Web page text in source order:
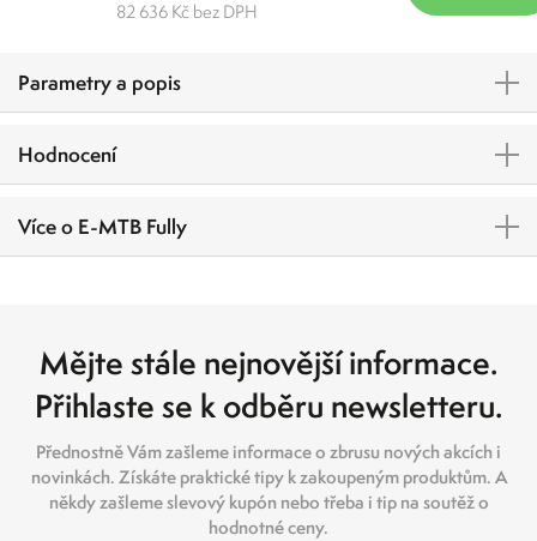
82 636 Kč bez DPH
Parametry a popis
Hodnocení
Více o E-MTB Fully
Mějte stále nejnovější informace.
Přihlaste se k odběru newsletteru.
Přednostně Vám zašleme informace o zbrusu nových akcích i
novinkách. Získáte praktické tipy k zakoupeným produktům. A
někdy zašleme slevový kupón nebo třeba i tip na soutěž o
hodnotné ceny.